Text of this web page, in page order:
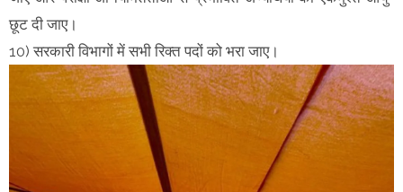
छूट दी जाए।
10) सरकारी विभागों में सभी रिक्त पदों को भरा जाए।